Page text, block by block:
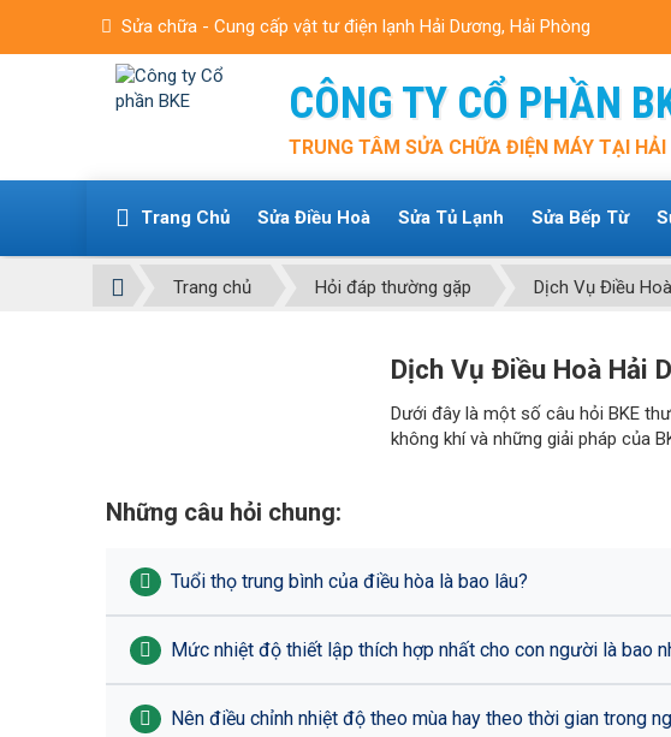
Sửa chữa - Cung cấp vật tư điện lạnh Hải Dương, Hải Phòng
CÔNG TY CỔ PHẦN
TRUNG TÂM SỬA CHỮA ĐIỆN MÁY TẠI HẢI
Trang Chủ Sửa Điều Hoà Sửa Tủ Lạnh Sửa Bếp Từ
Trang chủ Hỏi đáp thường gặp Dịch Vụ Điều
Dịch Vụ Điều Hoà Hải
Dưới đây là một số câu hỏi BKE
không khí và những giải pháp của
Những câu hỏi chung:
Tuổi thọ trung bình của điều hòa là bao lâu?
Mức nhiệt độ thiết lập thích hợp nhất cho con người là bao
Nên điều chỉnh nhiệt độ theo mùa hay theo thời gian trong